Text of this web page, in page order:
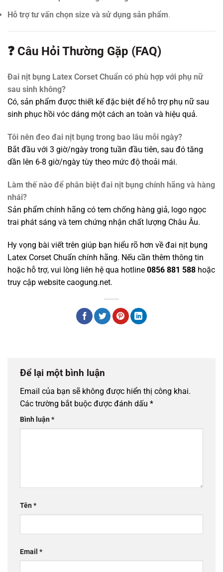
Hỗ trợ tư vấn chọn size và sử dụng sản phẩm.
❓ Câu Hỏi Thường Gặp (FAQ)
Đai nịt bụng Latex Corset Chuẩn có phù hợp với phụ nữ
sau sinh không?
Có, sản phẩm được thiết kế đặc biệt để hỗ trợ phụ nữ sau
sinh phục hồi vóc dáng một cách an toàn và hiệu quả.
Tôi nên đeo đai nịt bụng trong bao lâu mỗi ngày?
Bắt đầu với 3 giờ/ngày trong tuần đầu tiên, sau đó tăng
dần lên 6-8 giờ/ngày tùy theo mức độ thoải mái.
Làm thế nào để phân biệt đai nịt bụng chính hãng và hàng
nhái?
Sản phẩm chính hãng có tem chống hàng giả, logo ngọc
trai phát sáng và tem chứng nhận chất lượng Châu Âu.
Hy vọng bài viết trên giúp bạn hiểu rõ hơn về đai nịt bụng
Latex Corset Chuẩn chính hãng. Nếu cần thêm thông tin
hoặc hỗ trợ, vui lòng liên hệ qua hotline 0856 881 588 hoặc
truy cập website caogung.net.
Để lại một bình luận
Email của bạn sẽ không được hiển thị công khai.
Các trường bắt buộc được đánh dấu *
Bình luận*
Tên*
Email *